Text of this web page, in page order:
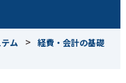
ム > 経費・会計の基礎